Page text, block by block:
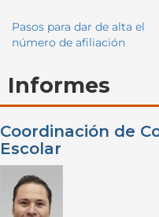
Pasos para dar de alta el
número de afiliación
Informes
Coordinación de
Escolar